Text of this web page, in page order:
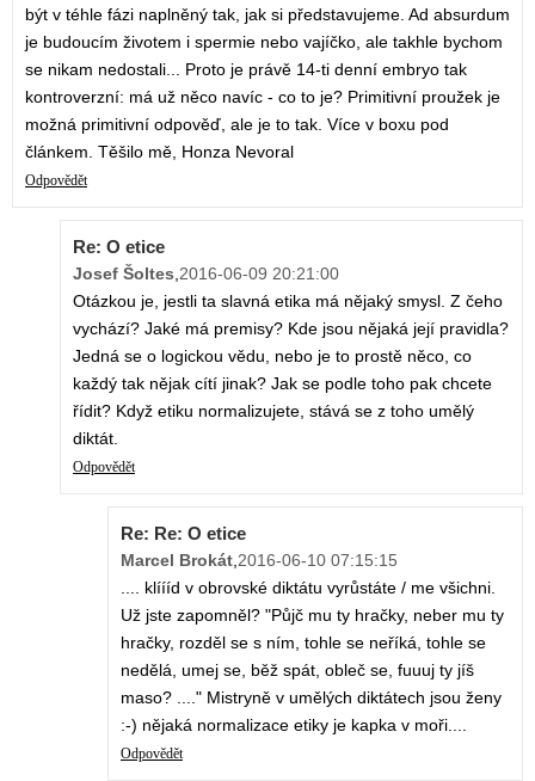
být v téhle fázi naplněný tak, jak si představujeme. Ad absurdum
je budoucím životem i spermie nebo vajíčko, ale takhle bychom
se nikam nedostali... Proto je právě 14-ti denní embryo tak
kontroverzní: má už něco navíc - co to je? Primitivní proužek je
možná primitivní odpověď, ale je to tak. Více v boxu pod
článkem. Těšilo mě, Honza Nevoral
Odpovědět
Re: O etice
Josef Šoltes,2016-06-09 20:21:00
Otázkou je, jestli ta slavná etika má nějaký smysl. Z čeho
vychází? Jaké má premisy? Kde jsou nějaká její pravidla?
Jedná se o logickou vědu, nebo je to prostě něco, co
každý tak nějak cítí jinak? Jak se podle toho pak chcete
řídit? Když etiku normalizujete, stává se z toho umělý
diktát.
Odpovědět
Re: Re: O etice
Marcel Brokát,2016-06-10 07:15:15
.... klíííd v obrovské diktátu vyrůstáte / me všichni.
Už jste zapomněl? "Půjč mu ty hračky, neber mu ty
hračky, rozděl se s ním, tohle se neříká, tohle se
nedělá, umej se, běž spát, obleč se, fuuuj ty jíš
maso? ...." Mistryně v umělých diktátech jsou ženy
:-) nějaká normalizace etiky je kapka v moři....
Odpovědět